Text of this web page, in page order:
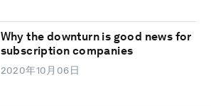
Why the downturn is good news for
subscription companies
2020年10月06日